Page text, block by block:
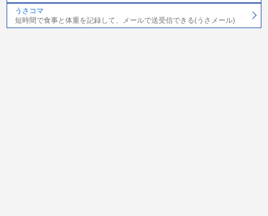
うさコマ
短時間で食事と体重を記録して、メールで送受信できる(うさメール)